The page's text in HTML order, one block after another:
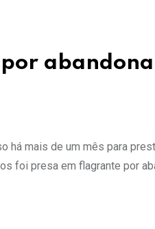
há mais de um mês para
foi presa em flagrante por